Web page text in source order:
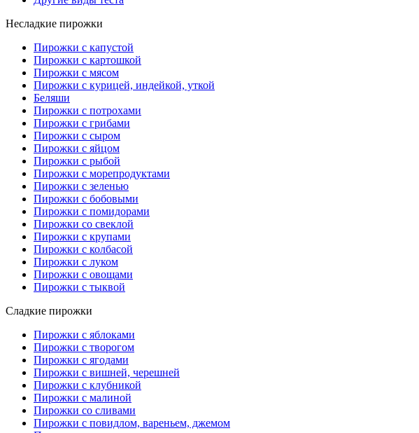
Несладкие пирожки
Пирожки с капустой
Пирожки с картошкой
Пирожки с мясом
Пирожки с курицей, индейкой, уткой
Беляши
Пирожки с потрохами
Пирожки с грибами
Пирожки с сыром
Пирожки с яйцом
Пирожки с рыбой
Пирожки с морепродуктами
Пирожки с зеленью
Пирожки с бобовыми
Пирожки с помидорами
Пирожки со свеклой
Пирожки с крупами
Пирожки с колбасой
Пирожки с луком
Пирожки с овощами
Пирожки с тыквой
Сладкие пирожки
Пирожки с яблоками
Пирожки с творогом
Пирожки с ягодами
Пирожки с вишней, черешней
Пирожки с клубникой
Пирожки с малиной
Пирожки со сливами
Пирожки с повидлом, вареньем, джемом